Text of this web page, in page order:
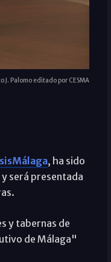
Palomo editado por CESMA
, ha sido
será presentada
y tabernas de
de Málaga"